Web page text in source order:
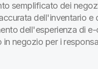
semplificato dei
dell'inventario e
dell'esperienza di
in negozio per i